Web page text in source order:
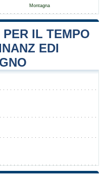
Montagna
IL TEMPO
EDI